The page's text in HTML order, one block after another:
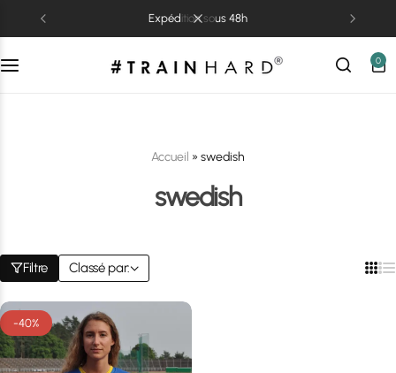
expédition sous 48h
0
Accueil » swedish
swedish
Filtre Classé par:
-40%